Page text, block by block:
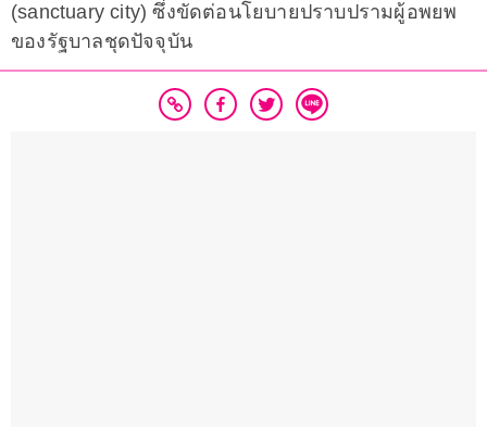
(sanctuary city) ซึ่งขัดต่อนโยบายปราบปรามผู้อพยพ
ของรัฐบาลชุดปัจจุบัน